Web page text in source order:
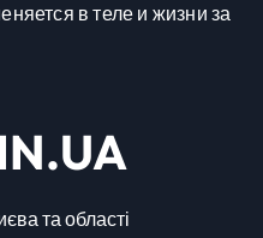
в теле и жизни за
та області